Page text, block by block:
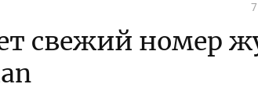
свежий номер